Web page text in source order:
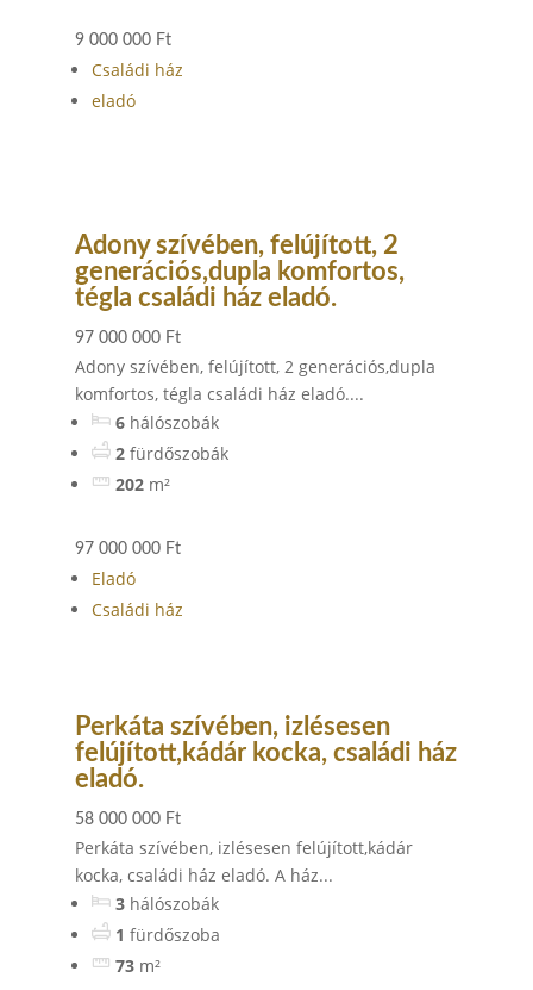
9 000 000 Ft
Családi ház
eladó
Adony szívében, felújított, 2
generációs,dupla komfortos,
tégla családi ház eladó.
97 000 000 Ft
Adony szívében, felújított, 2 generációs,dupla
komfortos, tégla családi ház eladó....
6 hálószobák
2 fürdőszobák
202 m²
97 000 000 Ft
Eladó
Családi ház
Perkáta szívében, izlésesen
felújított,kádár kocka, családi ház
eladó.
58 000 000 Ft
Perkáta szívében, izlésesen felújított,kádár
kocka, családi ház eladó. A ház...
3 hálószobák
1 fürdőszoba
73 m²